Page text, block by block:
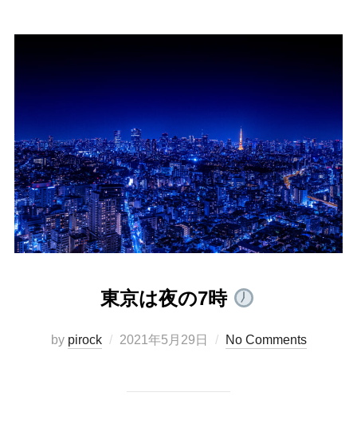
東京は夜の7時
by pirock
Posted
2021年5月29日 No Comments